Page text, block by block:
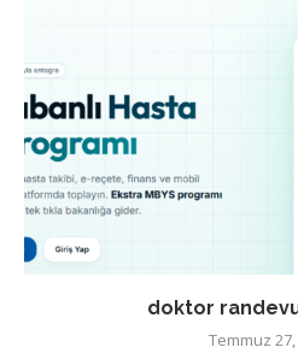
doktor
Temmuz